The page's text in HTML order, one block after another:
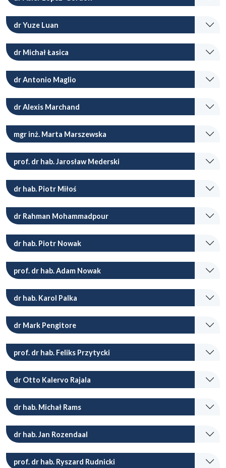
dr Yuze Luan
dr Michał Łasica
dr Antonio Maglio
dr Alexis Marchand
mgr inż. Marta Marszewska
prof. dr hab. Jarosław Mederski
dr hab. Piotr Miłoś
dr Rahman Mohammadpour
dr hab. Piotr Nowak
prof. dr hab. Adam Nowak
dr hab. Karol Palka
dr Mark Pengitore
prof. dr hab. Feliks Przytycki
dr Otto Kalervo Rajala
dr hab. Michał Rams
dr hab. Jan Rozendaal
prof. dr hab. Ryszard Rudnicki